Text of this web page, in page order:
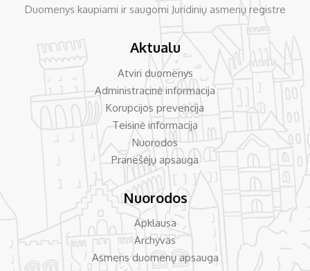
Duomenys kaupiami ir saugomi Juridinių asmenų registre
Aktualu
Atviri duomenys
Administracinė informacija
Korupcijos prevencija
Teisinė informacija
Nuorodos
Pranešėjų apsauga
Nuorodos
Apklausa
Archyvas
Asmens duomenų apsauga